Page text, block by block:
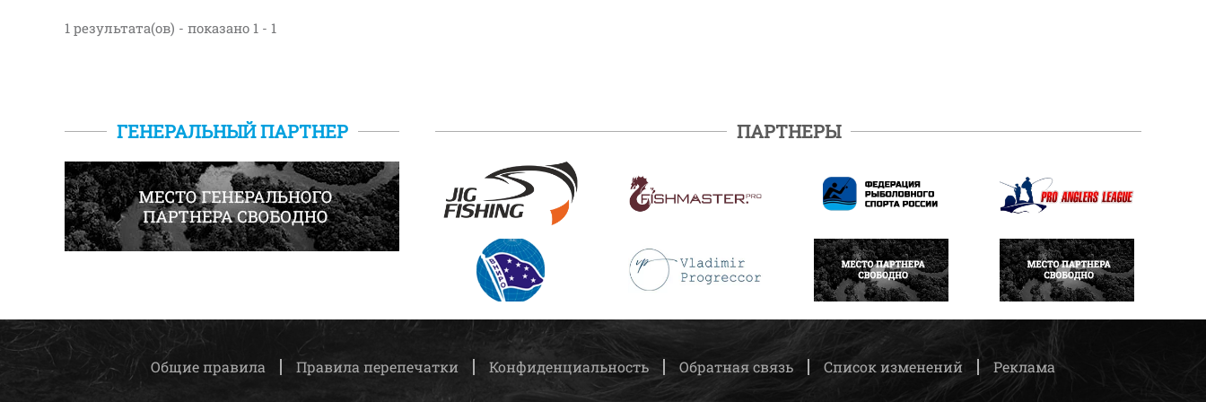
1 результата(ов) - показано 1 - 1
ГЕНЕРАЛЬНЫЙ ПАРТНЕР ПАРТНЕРЫ
ПОДРОБНЕЕ ПОДРОБНЕЕ ПОДРОБНЕЕ ПОДРОБНЕЕ
ПОДРОБНЕЕ ПОДРОБНЕЕ НАПИСАТЬ НАПИСАТЬ
Общие правила Правила перепечатки Конфиденциальность Обратная связь Список изменений Реклама